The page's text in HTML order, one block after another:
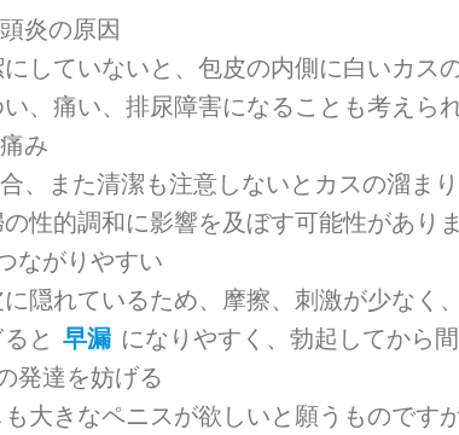
炎の原因
していないと、包皮の内側に白いカ
、痛い、排尿障害になることも考えられ
み
、また清潔も注意しないとカスの溜ま
性的調和に影響を及ぼす可能性がありま
ながりやすい
隠れているため、摩擦、刺激が少な
と 早漏 になりやすく、勃起してから
発達を妨げる
大きなペニスが欲しいと願うもので